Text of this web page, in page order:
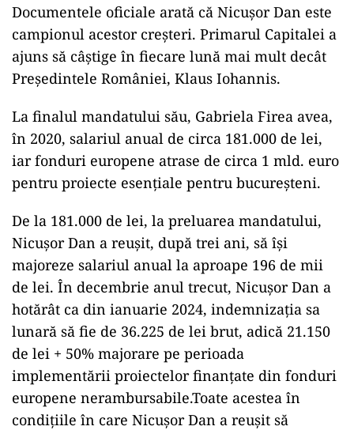
Documentele oficiale arată că Nicușor Dan este
campionul acestor creșteri. Primarul Capitalei a
ajuns să câștige în fiecare lună mai mult decât
Președintele României, Klaus Iohannis.
La finalul mandatului său, Gabriela Firea avea,
în 2020, salariul anual de circa 181.000 de lei,
iar fonduri europene atrase de circa 1 mld. euro
pentru proiecte esențiale pentru bucureșteni.
De la 181.000 de lei, la preluarea mandatului,
Nicușor Dan a reușit, după trei ani, să își
majoreze salariul anual la aproape 196 de mii
de lei. În decembrie anul trecut, Nicușor Dan a
hotărât ca din ianuarie 2024, indemnizația sa
lunară să fie de 36.225 de lei brut, adică 21.150
de lei + 50% majorare pe perioada
implementării proiectelor finanțate din fonduri
europene nerambursabile.Toate acestea în
condițiile în care Nicușor Dan a reușit să